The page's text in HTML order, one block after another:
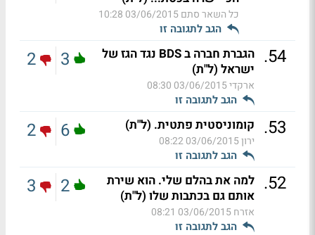
כל השאר סתם03/06/2015 10:28
הגב לתגובה זו
54
.
הגברת חברה ב BDS נגד הגז של
ישראל (ל"ת)
ארקדי03/06/2015 08:30
הגב לתגובה זו
3
2
53
. קומוניסטית פתטית. (ל"ת)
ירון03/06/2015 08:22
הגב לתגובה זו
6
2
52
. למה את בהלם שלי. הוא שירת
אותם גם בכתבות שלו (ל"ת)
אזרח03/06/2015 08:21
הגב לתגובה זו
2
3